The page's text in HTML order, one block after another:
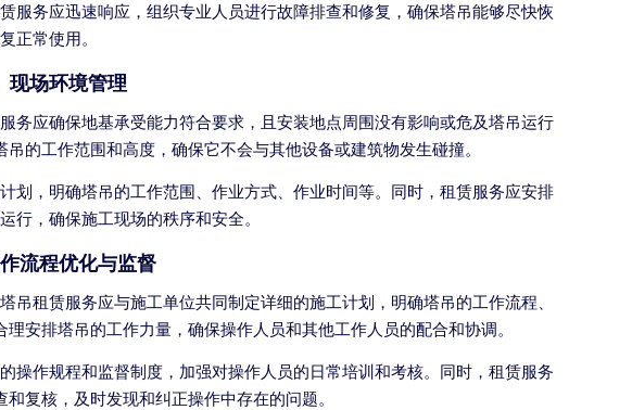
服务应迅速响应，组织专业人员进行故障排查和修复，确保塔吊能够尽快恢
复正常使用。
现场环境管理
务应确保地基承受能力符合要求，且安装地点周围没有影响或危及塔吊运行
的工作范围和高度，确保它不会与其他设备或建筑物发生碰撞。
划，明确塔吊的工作范围、作业方式、作业时间等。同时，租赁服务应安排
行，确保施工现场的秩序和安全。
流程优化与监督
租赁服务应与施工单位共同制定详细的施工计划，明确塔吊的工作流程、
安排塔吊的工作力量，确保操作人员和其他工作人员的配合和协调。
操作规程和监督制度，加强对操作人员的日常培训和考核。同时，租赁服务
复核，及时发现和纠正操作中存在的问题。